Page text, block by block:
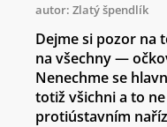
autor: Zlatý špendlík
Dejme si pozor na
na všechny —
Nenechme se
totiž všichni a to
protiústavním